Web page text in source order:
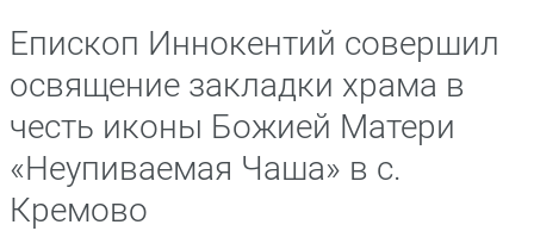
Епископ Иннокентий совершил
освящение закладки храма в
честь иконы Божией Матери
«Неупиваемая Чаша» в с.
Кремово